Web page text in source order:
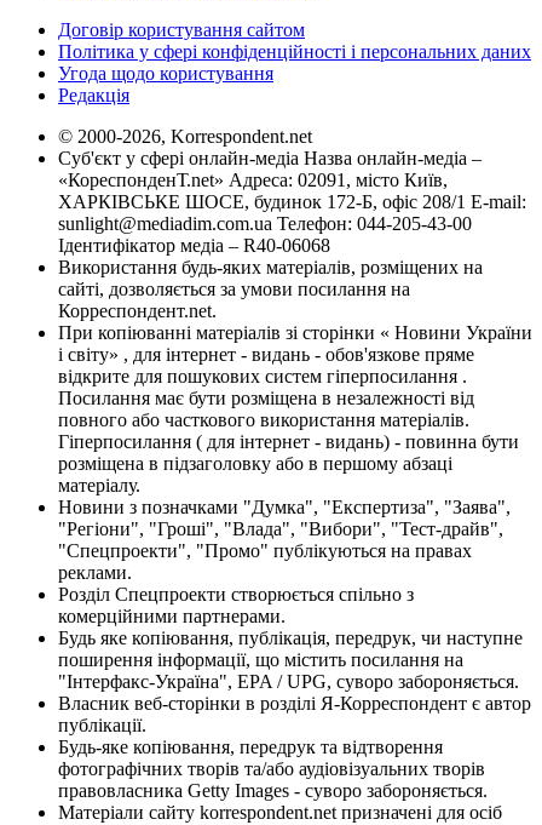
Договір користування сайтом
Політика у сфері конфіденційності і персональних даних
Угода щодо користування
Редакція
© 2000-2026, Korrespondent.net
Суб'єкт у сфері онлайн-медіа Назва онлайн-медіа –
«КореспонденТ.net» Адреса: 02091, місто Київ,
ХАРКІВСЬКЕ ШОСЕ, будинок 172-Б, офіс 208/1 E-mail:
sunlight@mediadim.com.ua Телефон: 044-205-43-00
Ідентифікатор медіа – R40-06068
Використання будь-яких матеріалів, розміщених на
сайті, дозволяється за умови посилання на
Корреспондент.net.
При копіюванні матеріалів зі сторінки « Новини України
і світу» , для інтернет - видань - обов'язкове пряме
відкрите для пошукових систем гіперпосилання .
Посилання має бути розміщена в незалежності від
повного або часткового використання матеріалів.
Гіперпосилання ( для інтернет - видань) - повинна бути
розміщена в підзаголовку або в першому абзаці
матеріалу.
Новини з позначками "Думка", "Експертиза", "Заява",
"Регіони", "Гроші", "Влада", "Вибори", "Тест-драйв",
"Спецпроекти", "Промо" публікуються на правах
реклами.
Розділ Спецпроекти створюється спільно з
комерційними партнерами.
Будь яке копіювання, публікація, передрук, чи наступне
поширення інформації, що містить посилання на
"Інтерфакс-Україна", EPA / UPG, суворо забороняється.
Власник веб-сторінки в розділі Я-Корреспондент є автор
публікації.
Будь-яке копіювання, передрук та відтворення
фотографічних творів та/або аудіовізуальних творів
правовласника Getty Images - суворо забороняється.
Матеріали сайту korrespondent.net призначені для осіб